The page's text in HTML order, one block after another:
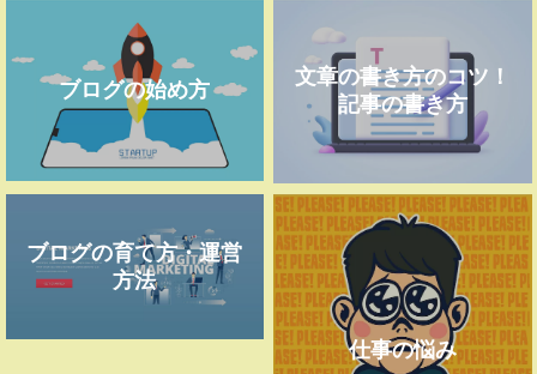
ブログの始め方
文章の書き方のコツ！
記事の書き方
ブログの育て方・運営
方法
仕事の悩み